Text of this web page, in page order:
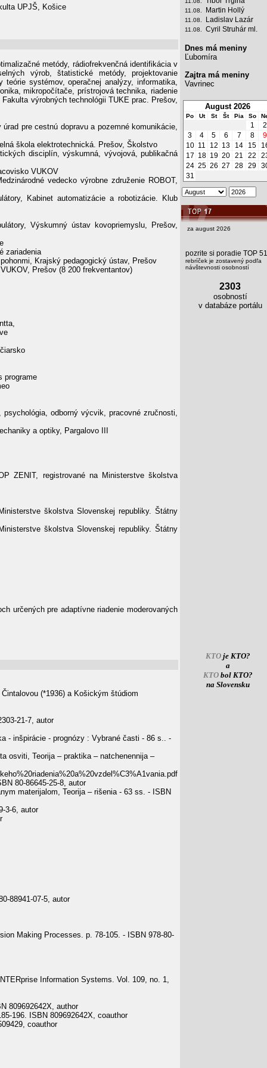
UPJŠ, Košice
metódy, rádiofrekvenčná identifikácia v
výrob, štatistické metódy, projektovanie
systémov, operačnej analýzy, informatika,
mikropočítače, prístrojová technika, riadenie
výrobných technológii TUKE prac. Prešov,
pre cestnú dopravu a pozemné komunikácie,
škola elektrotechnická. Prešov, Školstvo
disciplín, výskumná, vývojová, publikačná
VUKOV
vedecko výrobne združenie ROBOT,
Kabinet automatizácie a robotizácie. Klub
Výskumný ústav kovopriemyslu, Prešov,
zariadenia
Krajský pedagogický ústav, Prešov
Prešov (8 200 frekventantov)
programe
odborný výcvik, pracovné zručnosti,
a optiky, Pargalovo III
ZENIT, registrované na Ministerstve školstva
školstva Slovenskej republiky. Štátny
školstva Slovenskej republiky. Štátny
určených pre adaptívne riadenie moderovaných
(*1936) a Košickým štúdiom
21-7, autor
- inšpirácie - prognózy : Vybrané časti - 86 s.. -
ta osviti, Teorija – praktika – natchenennija –
80-86645-25-8, autor
materijalom, Teorija – rišenia - 63 ss. - ISBN
3-6, autor
88941-07-5, autor
Making Processes. p. 78-105. - ISBN 978-80-
Information Systems. Vol. 109, no. 1,
809692642X, author
196. ISBN 809692642X, coauthor
coauthor
11.08. Martin Hollý
11.08. Ladislav Lazár
11.08. Cyril Struhár ml.
Dnes má meniny
Ľubomíra
Zajtra má meniny
Vavrinec
August 2026
Po Ut St Št Pia So
1
2
3
4 5 6 7 8
9
10 11 12 13 14 15
17 18 19 20 21 22
24 25 26 27 28 29
31
za august 2026
pozrite si poradie TOP 51
rebríček je zostavený podľa
návštevnosti osobností
2303
osobností
v databáze portálu
KTOje KTO?
a
KTObol KTO?
na Slovensku